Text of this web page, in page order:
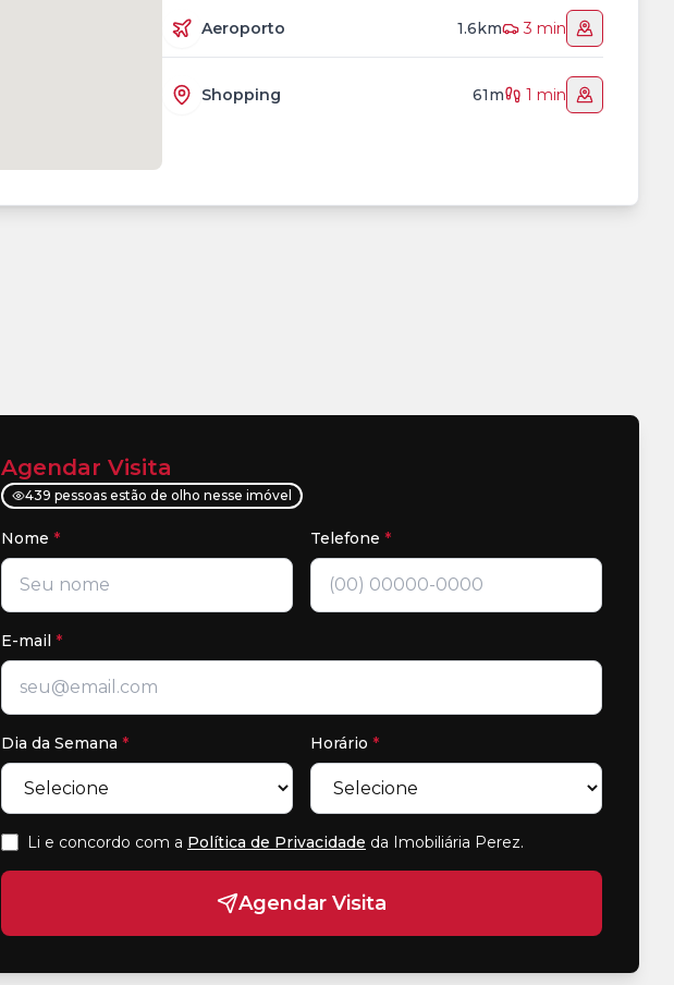
Aeroporto 1.6km 3 min
Shopping 61m 1 min
Agendar Visita
439 pessoas estão de olho nesse imóvel
Nome * Telefone *
E-mail *
Dia da Semana * Horário *
Li e concordo com a Política de Privacidade da Imobiliária Perez.
Agendar Visita